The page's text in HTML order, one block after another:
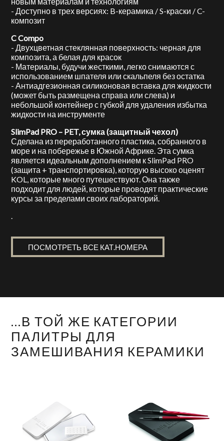
- Доступно в трех версиях: B-керамика / S-краски / C-
композит
C Compo
- Двухцветная стеклянная поверхность: черная для
композита, а белая для красок
- Материалы, будучи жесткими, легко снимаются с
использованием шпателя или скальпеля без остатка
- Антиадгезионная силиконовая вставка для жидкости
(может быть размещена справа или слева) и
небольшой контейнер с губкой для удаления избытка
жидкости на инструменте
SlimPad PRO – PET, сумка (защитный чехол)
Сделана из переработанного пластика, собранного в
море и на побережье в Южной Африке. Эта сумка
является идеальным дополнением к SlimPad PRO
(защита + транспортировка), которую высоко оценят
KOL, которые много путешествуют. Она также
подходит для людей, которые проводят практические
курсы за пределами своих лабораторий.
.
ПОСМОТРЕТЬ ВСЕ КАТ.НОМЕРА
...В ТОЙ ЖЕ КАТЕГОРИИ
ПАЛИТРЫ ДЛЯ
ЗАМЕШИВАНИЯ КЕРАМИКИ